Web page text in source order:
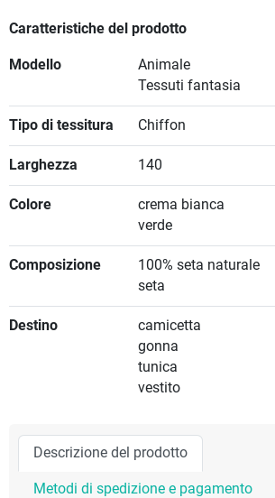
Caratteristiche del prodotto
Modello
Animale
Tessuti fantasia
Tipo di tessitura Chiffon
Larghezza 140
Colore
crema bianca
verde
Composizione
100% seta naturale
seta
Destino
camicetta
gonna
tunica
vestito
Descrizione del prodotto
Metodi di spedizione e pagamento